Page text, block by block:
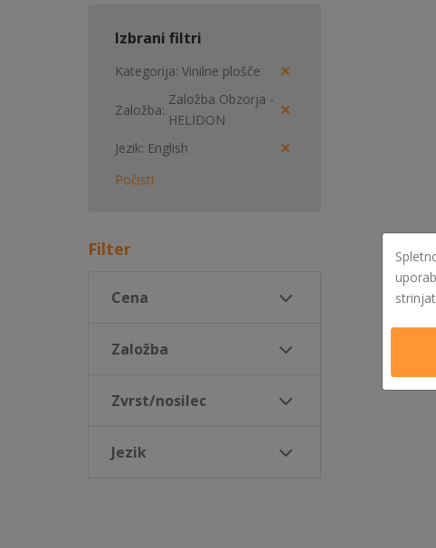
Izbrani filtri
Kategorija Vinilne plošče
Založba
Založba Obzorja -
HELIDON
Jezik English
Počisti
Filter
Cena
Založba
Zvrst/nosilec
Jezik